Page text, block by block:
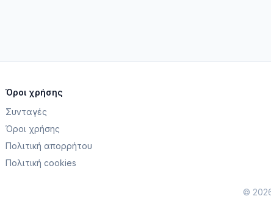
Όροι χρήσης
Συνταγές
Όροι χρήσης
Πολιτική απορρήτου
Πολιτική cookies
©